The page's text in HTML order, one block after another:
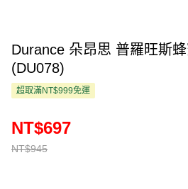
Durance 朵昂思 普羅旺斯
(DU078)
超取滿NT$999免運
NT$945
NT$697